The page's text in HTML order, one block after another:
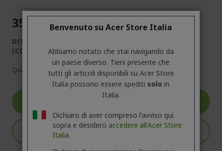
353,00 €
DISPONIBILE
(CONSEGNA IN 1-5 GIORNI LAVORATIVI)
Quantità:
Benvenuto su Acer Store Italia
Abbiamo notato che stai navigando da
un paese diverso. Tieni presente che
tutti gli articoli disponibili su Acer Store
Italia possono essere spediti solo in
Italia.
Dichiaro di aver compreso l'avviso qui
sopra e desidero accedere all'Acer Store
Italia.